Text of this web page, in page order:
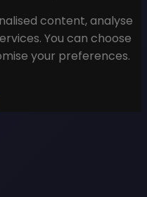
content, analyse
You can choose
your preferences.